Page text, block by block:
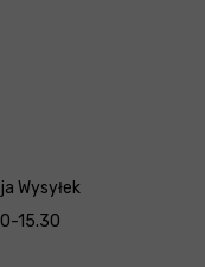
Wysyłek
15.30